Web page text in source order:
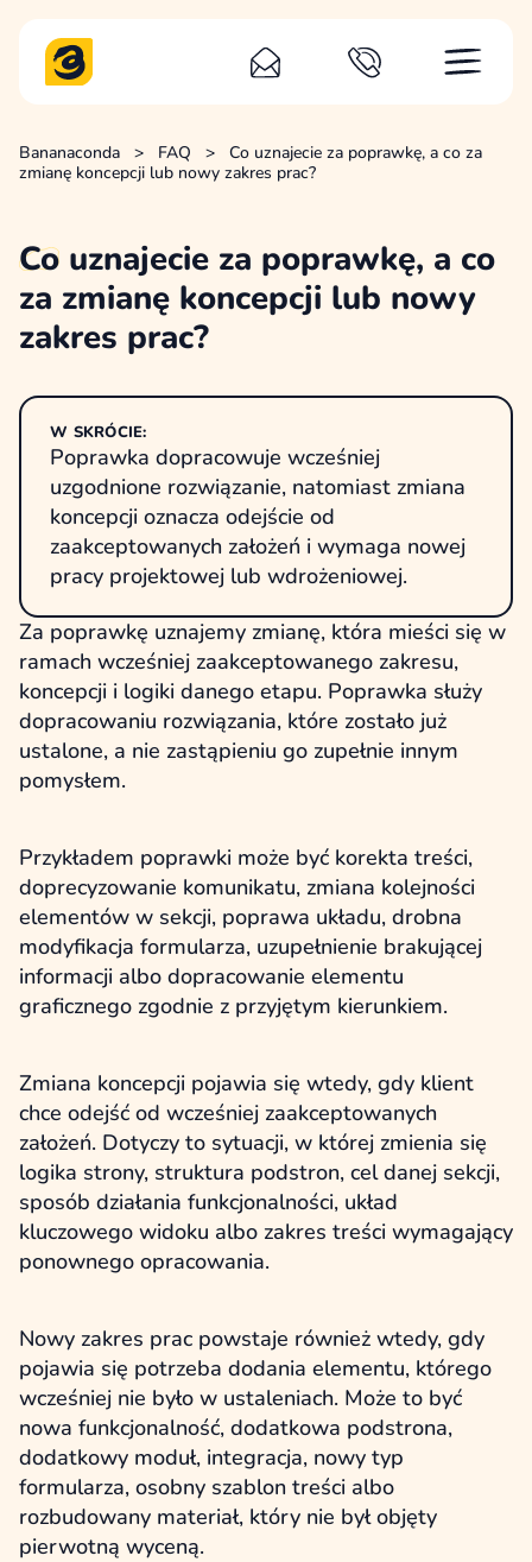
Bananaconda > FAQ >
Co uznajecie za poprawkę, a co za
zmianę koncepcji lub nowy zakres prac?
Co uznajecie za poprawkę, a co
za zmianę koncepcji lub nowy
zakres prac?
W SKRÓCIE:
Poprawka dopracowuje wcześniej
uzgodnione rozwiązanie, natomiast zmiana
koncepcji oznacza odejście od
zaakceptowanych założeń i wymaga nowej
pracy projektowej lub wdrożeniowej.
Za poprawkę uznajemy zmianę, która mieści się w
ramach wcześniej zaakceptowanego zakresu,
koncepcji i logiki danego etapu. Poprawka służy
dopracowaniu rozwiązania, które zostało już
ustalone, a nie zastąpieniu go zupełnie innym
pomysłem.
Przykładem poprawki może być korekta treści,
doprecyzowanie komunikatu, zmiana kolejności
elementów w sekcji, poprawa układu, drobna
modyfikacja formularza, uzupełnienie brakującej
informacji albo dopracowanie elementu
graficznego zgodnie z przyjętym kierunkiem.
Zmiana koncepcji pojawia się wtedy, gdy klient
chce odejść od wcześniej zaakceptowanych
założeń. Dotyczy to sytuacji, w której zmienia się
logika strony, struktura podstron, cel danej sekcji,
sposób działania funkcjonalności, układ
kluczowego widoku albo zakres treści wymagający
ponownego opracowania.
Nowy zakres prac powstaje również wtedy, gdy
pojawia się potrzeba dodania elementu, którego
wcześniej nie było w ustaleniach. Może to być
nowa funkcjonalność, dodatkowa podstrona,
dodatkowy moduł, integracja, nowy typ
formularza, osobny szablon treści albo
rozbudowany materiał, który nie był objęty
pierwotną wyceną.